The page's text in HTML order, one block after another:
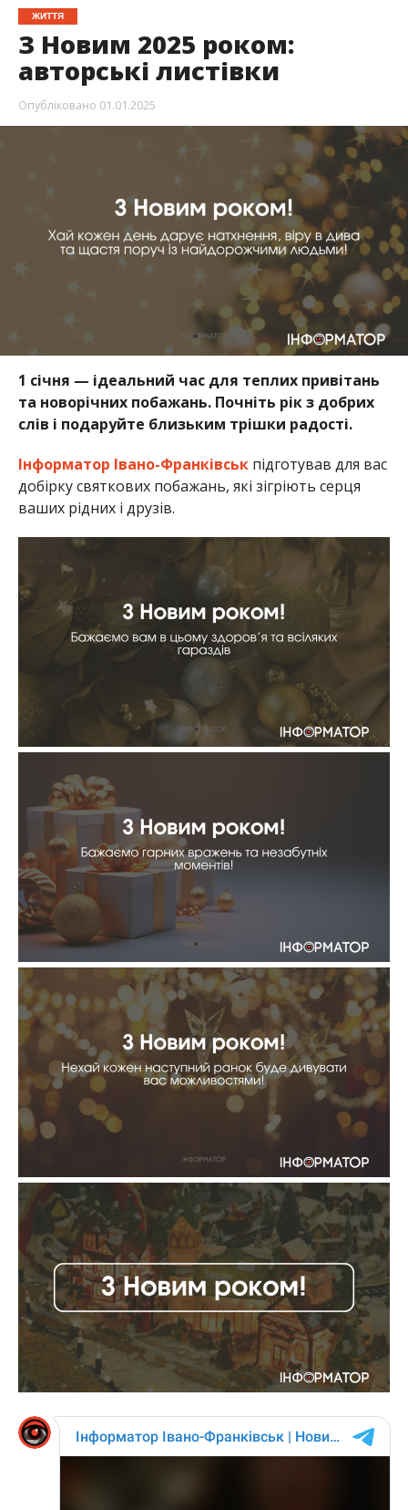
ЖИТТЯ
З Новим 2025 роком:
авторські листівки
Опубліковано 01.01.2025
1 січня — ідеальний час для теплих привітань
та новорічних побажань. Почніть рік з добрих
слів і подаруйте близьким трішки радості.
Інформатор Івано-Франківськпідготував для вас
добірку святкових побажань, які зігріють серця
ваших рідних і друзів.